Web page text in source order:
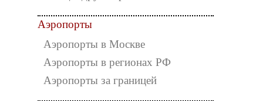
Аэропорты
Аэропорты в Москве
Аэропорты в регионах РФ
Аэропорты за границей